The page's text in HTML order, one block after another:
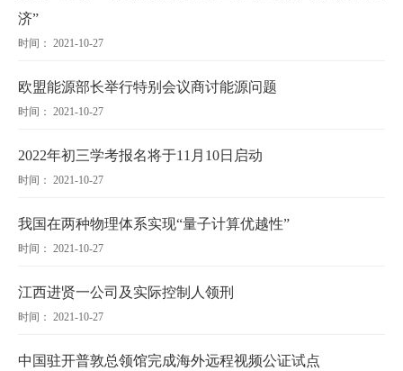
济”
时间： 2021-10-27
欧盟能源部长举行特别会议商讨能源问题
时间： 2021-10-27
2022年初三学考报名将于11月10日启动
时间： 2021-10-27
我国在两种物理体系实现“量子计算优越性”
时间： 2021-10-27
江西进贤一公司及实际控制人领刑
时间： 2021-10-27
中国驻开普敦总领馆完成海外远程视频公证试点